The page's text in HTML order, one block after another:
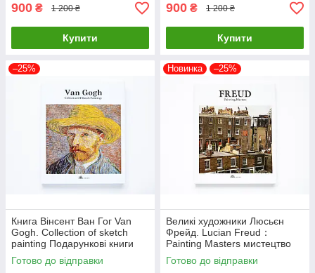
900 ₴ 1 200 ₴
Купити
900 ₴ 1 200 ₴
Купити
–25%
Книга Вінсент Ван Гог Van
Gogh. Collection of sketch
painting Подарункові книги
про мистецтво та живопис
Готово до відправки
Новинка –25%
Великі художники Люсьєн
Фрейд. Lucian Freud：
Painting Masters мистецтво
живопис книги для
художників
Готово до відправки